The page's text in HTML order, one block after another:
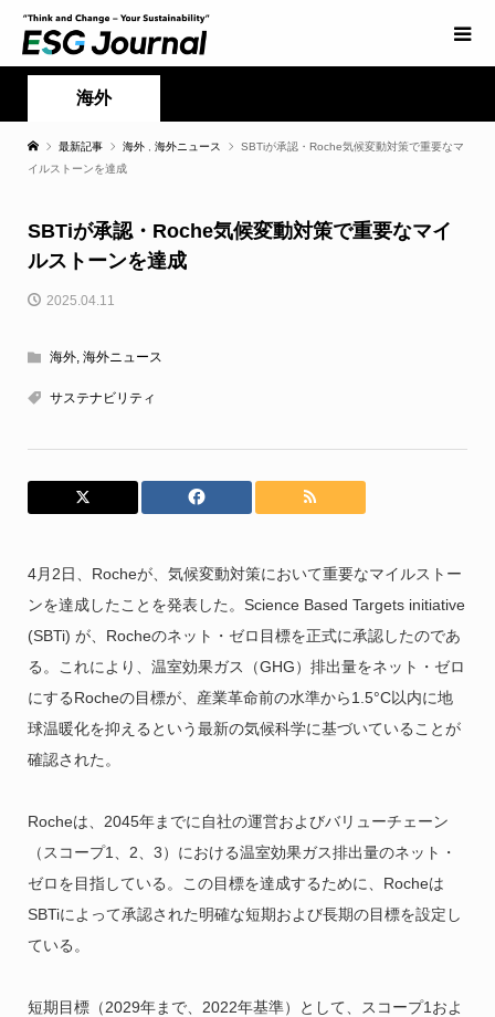
海外
最新記事 海外 海外ニュース
SBTiが承認・Roche気候変動対策で重要なマ
イルストーンを達成
SBTiが承認・Roche気候変動対策で重要なマイ
ルストーンを達成
2025.04.11
海外, 海外ニュース
サステナビリティ
4月2日、Rocheが、気候変動対策において重要なマイルストー
ンを達成したことを発表した。Science Based Targets initiative
(SBTi) が、Rocheのネット・ゼロ目標を正式に承認したのであ
る。これにより、温室効果ガス（GHG）排出量をネット・ゼロ
にするRocheの目標が、産業革命前の水準から1.5°C以内に地
球温暖化を抑えるという最新の気候科学に基づいていることが
確認された。
Rocheは、2045年までに自社の運営およびバリューチェーン
（スコープ1、2、3）における温室効果ガス排出量のネット・
ゼロを目指している。この目標を達成するために、Rocheは
SBTiによって承認された明確な短期および長期の目標を設定し
ている。
短期目標（2029年まで、2022年基準）として、スコープ1およ